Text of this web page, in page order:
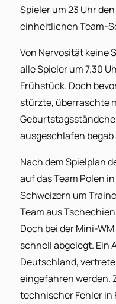
Spieler um 23 Uhr
einheitlichen Team-
Von Nervosität keine
alle Spieler um 7.30
Frühstück. Doch
stürzte, überraschte
ausgeschlafen begab
Nach dem Spielplan
auf das Team Polen
Schweizern um
Team aus
Doch bei der Mini-
schnell abgelegt. Ein
Deutschland,
eingefahren werden.
technischer Fehler in